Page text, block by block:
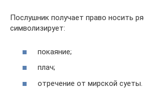
Послушник получает право носить
символизирует:
покаяние;
плач;
отречение от мирской суеты.